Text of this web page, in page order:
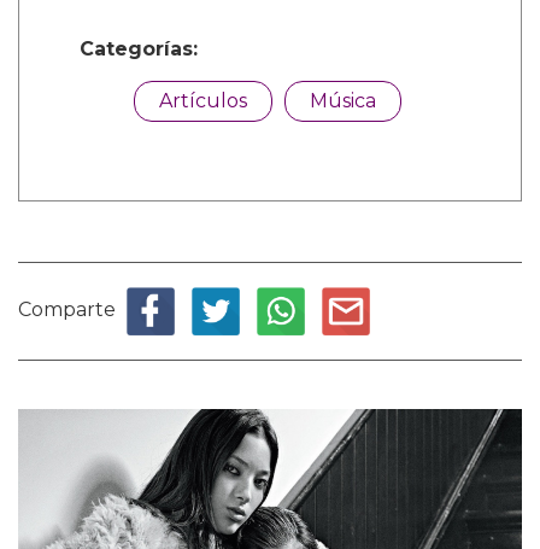
Categorías:
Artículos Música
Comparte